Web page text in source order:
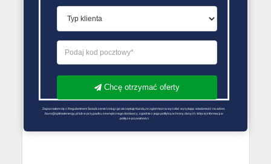
Chcę otrzymać oferty
Zapoznałem się z Regulaminem Świadczenie Usług i go akceptuję Każdą ze zgód można wycofać wysyłając wiadomość na adres
biuro@optimalenergy.pl lub w przypadku zewnętrznego dostawcy, zgodnie z jego polityką ochrony danych. Więcej informacji w
polityce prywatności